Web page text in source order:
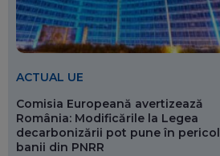
ACTUAL UE
Comisia Europeană avertizează
România: Modificările la Legea
decarbonizării pot pune în pericol
banii din PNRR